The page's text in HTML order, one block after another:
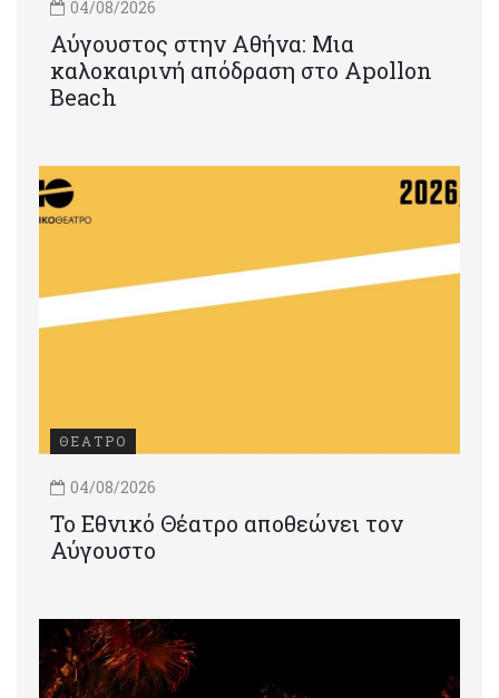
04/08/2026
Αύγουστος στην Αθήνα: Μια
καλοκαιρινή απόδραση στο Apollon
Beach
ΘΕΑΤΡΟ
04/08/2026
Το Εθνικό Θέατρο αποθεώνει τον
Αύγουστο